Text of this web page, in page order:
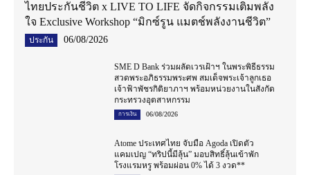
ไทยประกันชีวิต x LIVE TO LIFE จัดกิจกรรมเติมพลัง
ใจ Exclusive Workshop “มิกซ์รูน แมตช์พลังงานชีวิต”
ประกัน 06/08/2026
SME D Bank ร่วมผลัดเวรเฝ้าฯ ในพระพิธีธรรม
สวดพระอภิธรรมพระศพ สมเด็จพระเจ้าลูกเธอ
เจ้าฟ้าพัชรกิติยาภาฯ พร้อมหน่วยงานในสังกัด
กระทรวงอุตสาหกรรม
การเงิน 06/08/2026
Atome ประเทศไทย จับมือ Agoda เปิดตัว
แคมเปญ “ทริปนี้มีลุ้น” มอบสิทธิ์ลุ้นเข้าพัก
โรงแรมหรู พร้อมผ่อน 0% ได้ 3 งวด**